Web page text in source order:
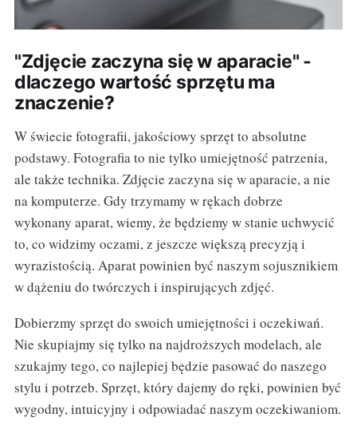
"Zdjęcie zaczyna się w aparacie" -
dlaczego wartość sprzętu ma
znaczenie?
W świecie fotografii, jakościowy sprzęt to absolutne
podstawy. Fotografia to nie tylko umiejętność patrzenia,
ale także technika. Zdjęcie zaczyna się w aparacie, a nie
na komputerze. Gdy trzymamy w rękach dobrze
wykonany aparat, wiemy, że będziemy w stanie uchwycić
to, co widzimy oczami, z jeszcze większą precyzją i
wyrazistością. Aparat powinien być naszym sojusznikiem
w dążeniu do twórczych i inspirujących zdjęć.
Dobierzmy sprzęt do swoich umiejętności i oczekiwań.
Nie skupiajmy się tylko na najdroższych modelach, ale
szukajmy tego, co najlepiej będzie pasować do naszego
stylu i potrzeb. Sprzęt, który dajemy do ręki, powinien być
wygodny, intuicyjny i odpowiadać naszym oczekiwaniom.